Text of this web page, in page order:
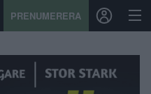
PRENUMERERA